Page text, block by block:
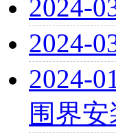
2024-
2024-
2024-
围界安